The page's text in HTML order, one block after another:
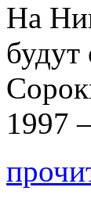
На
1997